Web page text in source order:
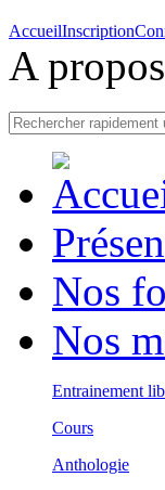
AccueilInscription
A
Nos
Nos
Entrainement
Cours
Anthologie